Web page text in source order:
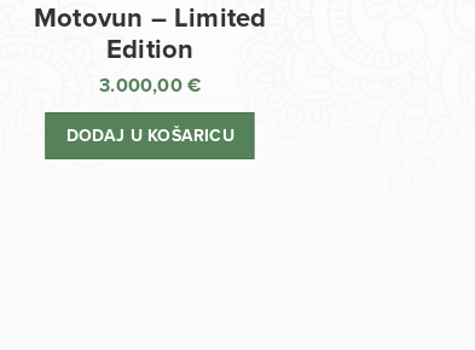
Motovun – Limited
Edition
3.000,00 €
DODAJ U KOŠARICU